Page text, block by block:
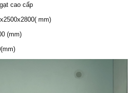
cao cấp
mm)
(mm)